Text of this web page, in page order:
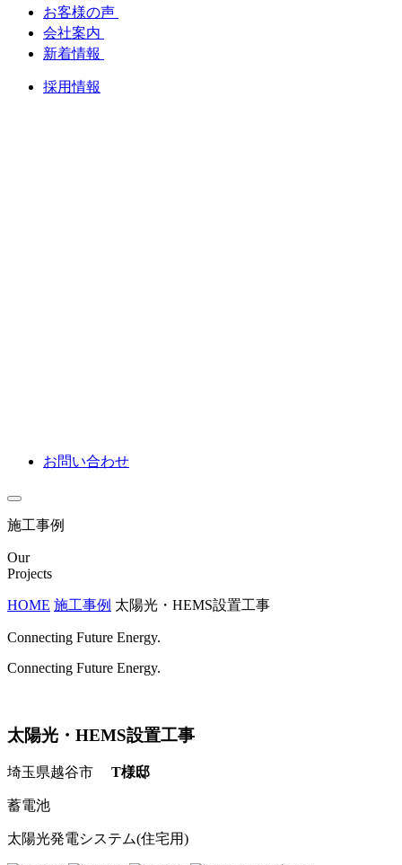
お客様の声
会社案内
新着情報
採用情報
お問い合わせ
施工事例
Our
Projects
HOME 施工事例 太陽光・HEMS設置工事
Connecting Future Energy.
Connecting Future Energy.
太陽光・HEMS設置工事
埼玉県越谷市 T様邸
蓄電池
太陽光発電システム(住宅用)